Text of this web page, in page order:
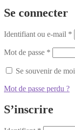
Se connecter
Identifiant ou e-mail *
Mot de passe *
Se souvenir de moi
Mot de passe perdu ?
S’inscrire